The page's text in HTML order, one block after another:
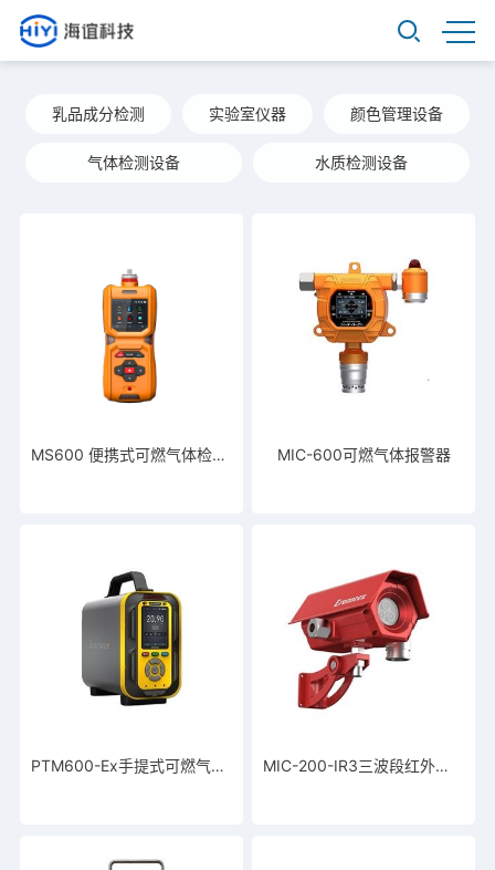
乳品成分检测 实验室仪器 颜色管理设备
气体检测设备 水质检测设备
MS600 便携式可燃气体检测仪 MIC-600可燃气体报警器
PTM600-Ex手提式可燃气体分析仪 MIC-200-IR3三波段红外火焰探测器